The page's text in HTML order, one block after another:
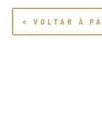
< VOLTAR À